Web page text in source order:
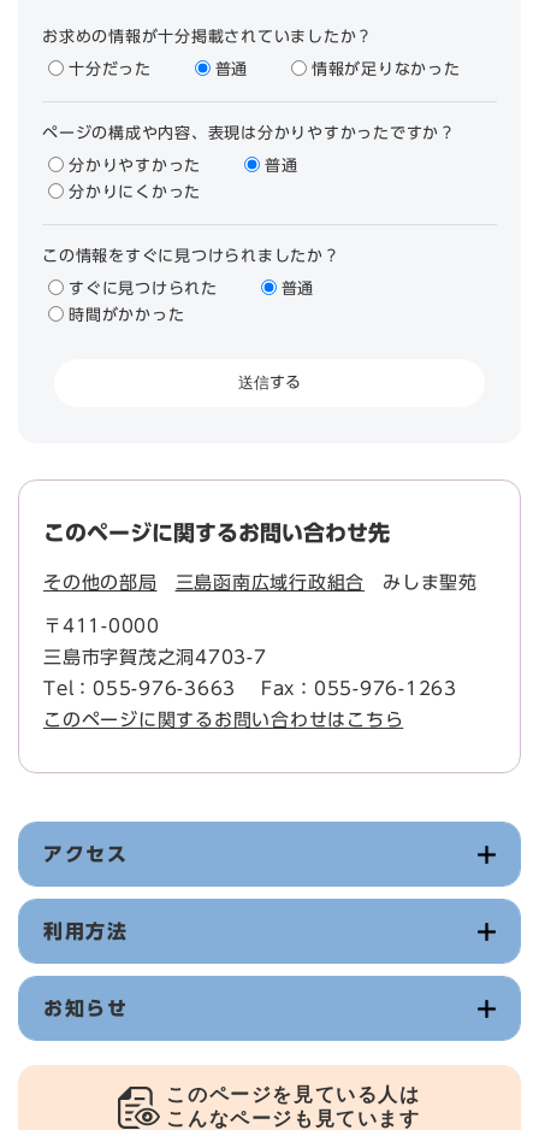
お求めの情報が十分掲載されていましたか？
十分だった 普通 情報が足りなかった
ページの構成や内容、表現は分かりやすかったですか？
分かりやすかった
普通
分かりにくかった
この情報をすぐに見つけられましたか？
すぐに見つけられた
普通
時間がかかった
このページに関するお問い合わせ先
その他の部局 三島函南広域行政組合 みしま聖苑
〒411-0000
三島市字賀茂之洞4703-7
Tel：055-976-3663
Fax：055-976-1263
このページに関するお問い合わせはこちら
アクセス
利用方法
お知らせ
このページを見ている人は
こんなページも見ています